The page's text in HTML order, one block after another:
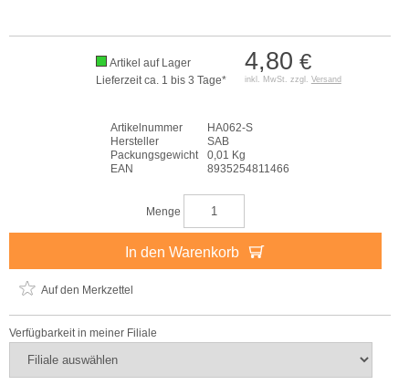
4,80 €
inkl. MwSt. zzgl. Versand
Artikel auf Lager
Lieferzeit ca. 1 bis 3 Tage*
Artikelnummer
HA062-S
Hersteller
SAB
Packungsgewicht
0,01 Kg
EAN
8935254811466
Menge
In den Warenkorb
Auf den Merkzettel
Verfügbarkeit in meiner Filiale